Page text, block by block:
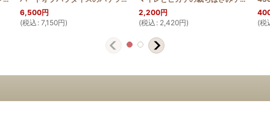
6,500円
(税込 : 7,150円)
2,200円
(税込 : 2,420円)
(税